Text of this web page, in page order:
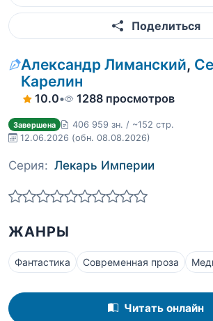
Поделиться
Александр Лиманский,
Карелин
10.0• 1288 просмотров
Завершена
406 959 зн. / ~152 стр.
12.06.2026 (обн. 08.08.2026)
Серия: Лекарь Империи
ЖАНРЫ
Фантастика Современная проза
Читать онлайн